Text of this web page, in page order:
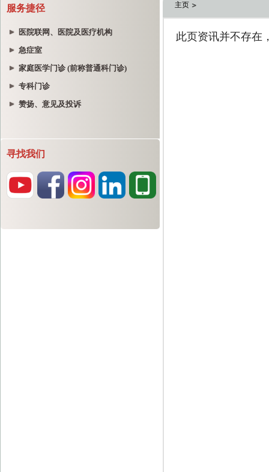
服务捷径
医院联网、医院及医疗机构
急症室
家庭医学门诊 (前称普通科门诊)
专科门诊
赞扬、意见及投诉
寻找我们
主页